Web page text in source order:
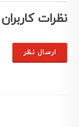
نظرات کاربران
ارسال نظر